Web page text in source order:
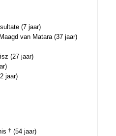
(7 jaar)
van Matara (37 jaar)
(27 jaar)
jaar)
† (54 jaar)